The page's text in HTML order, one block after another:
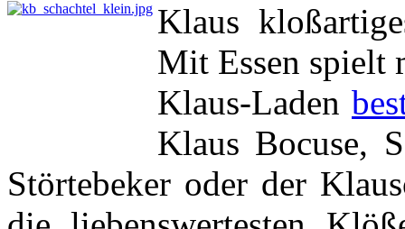
Klaus
Mit Essen spielt
Klaus-Laden
Klaus Bocuse,
Störtebeker oder der